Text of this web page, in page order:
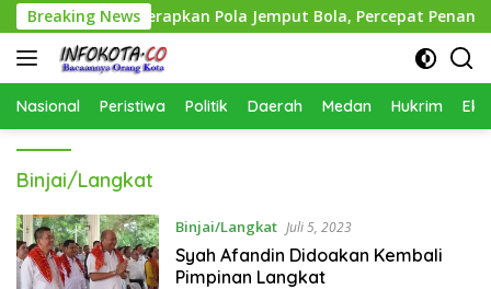
Langsung
ke
konten
Breaking News
Medan Terapkan Pola Jemput Bola, Percepat
Nasional Peristiwa Politik Daerah Medan Hukrim
Binjai/Langkat
Binjai/Langkat Juli 5, 2023
Syah Afandin Didoakan Kembali
Pimpinan Langkat